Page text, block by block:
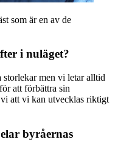
som är en av de
i nuläget?
men vi letar alltid
att förbättra sin
att vi kan utvecklas riktigt
byråernas